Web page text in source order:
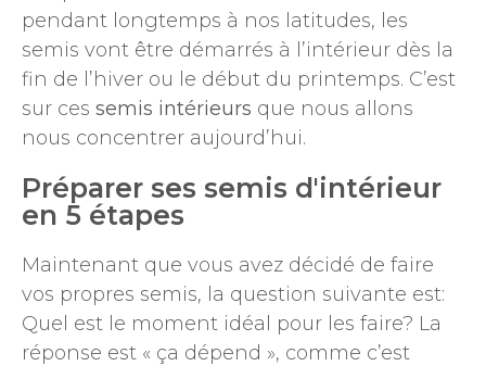
pendant longtemps à nos latitudes, les
semis vont être démarrés à l’intérieur dès la
fin de l’hiver ou le début du printemps. C’est
sur ces semis intérieurs que nous allons
nous concentrer aujourd’hui.
Préparer ses semis d'intérieur
en 5 étapes
Maintenant que vous avez décidé de faire
vos propres semis, la question suivante est:
Quel est le moment idéal pour les faire? La
réponse est « ça dépend », comme c’est